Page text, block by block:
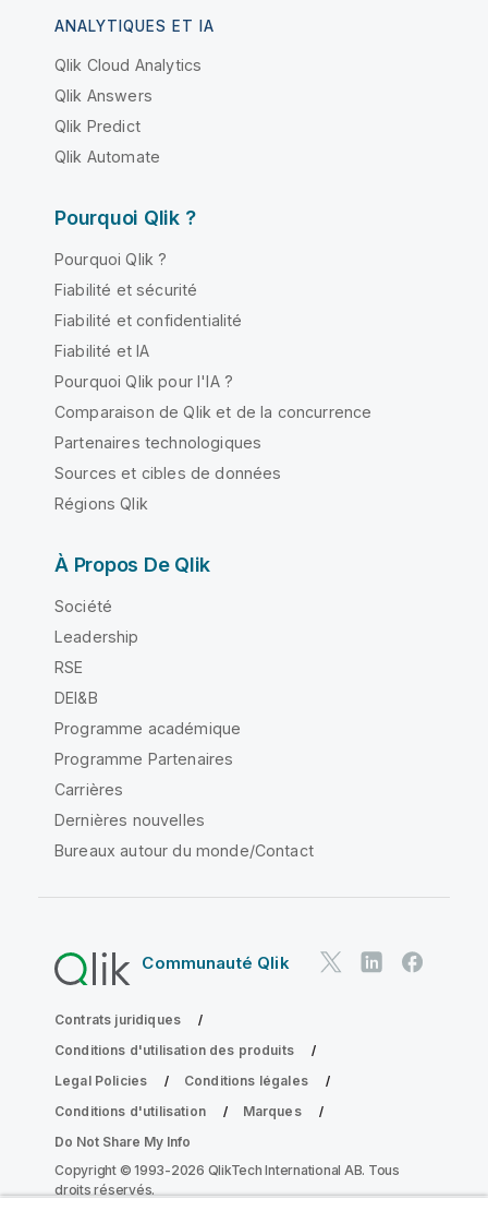
ANALYTIQUES ET IA
Qlik Cloud Analytics
Qlik Answers
Qlik Predict
Qlik Automate
Pourquoi Qlik ?
Pourquoi Qlik ?
Fiabilité et sécurité
Fiabilité et confidentialité
Fiabilité et IA
Pourquoi Qlik pour l'IA ?
Comparaison de Qlik et de la concurrence
Partenaires technologiques
Sources et cibles de données
Régions Qlik
À Propos De Qlik
Société
Leadership
RSE
DEI&B
Programme académique
Programme Partenaires
Carrières
Dernières nouvelles
Bureaux autour du monde/Contact
Communauté Qlik
Contrats juridiques
Conditions d'utilisation des produits
Legal Policies
Conditions légales
Conditions d'utilisation
Marques
Do Not Share My Info
Copyright © 1993-2026 QlikTech International AB. Tous
droits réservés.